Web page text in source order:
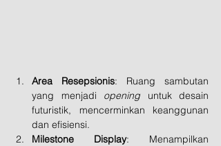
Area Resepsionis: Ruang sambutan
yang menjadi opening untuk desain
futuristik, mencerminkan keanggunan
dan efisiensi.
Milestone Display: Menampilkan